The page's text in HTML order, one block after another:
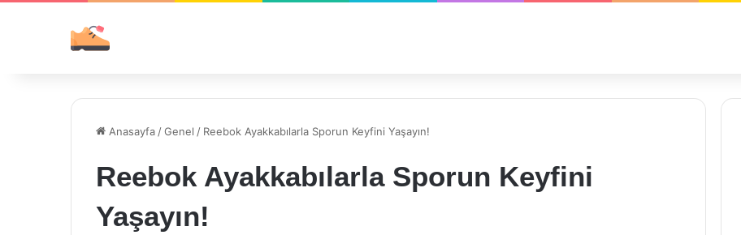
Anasayfa /Genel / Reebok Ayakkabılarla Sporun Keyfini Yaşayın!
Reebok Ayakkabılarla Sporun Keyfini
Yaşayın!